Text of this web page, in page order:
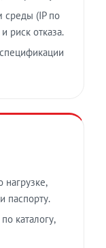
среды (IP по
риск отказа.
паспорту.
каталогу,